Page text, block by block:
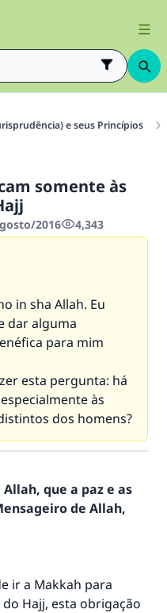
e seus Princípios
somente às
2016 4,343
in sha Allah. Eu
dar alguma
para mim
esta pergunta: há
às
dos homens?
que a paz e as
de Allah,
ir a Makkah para
Hajj, esta obrigação